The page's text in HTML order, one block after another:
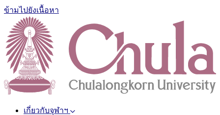
ข้ามไปยังเนื้อหา
เกี่ยวกับจุฬาฯ